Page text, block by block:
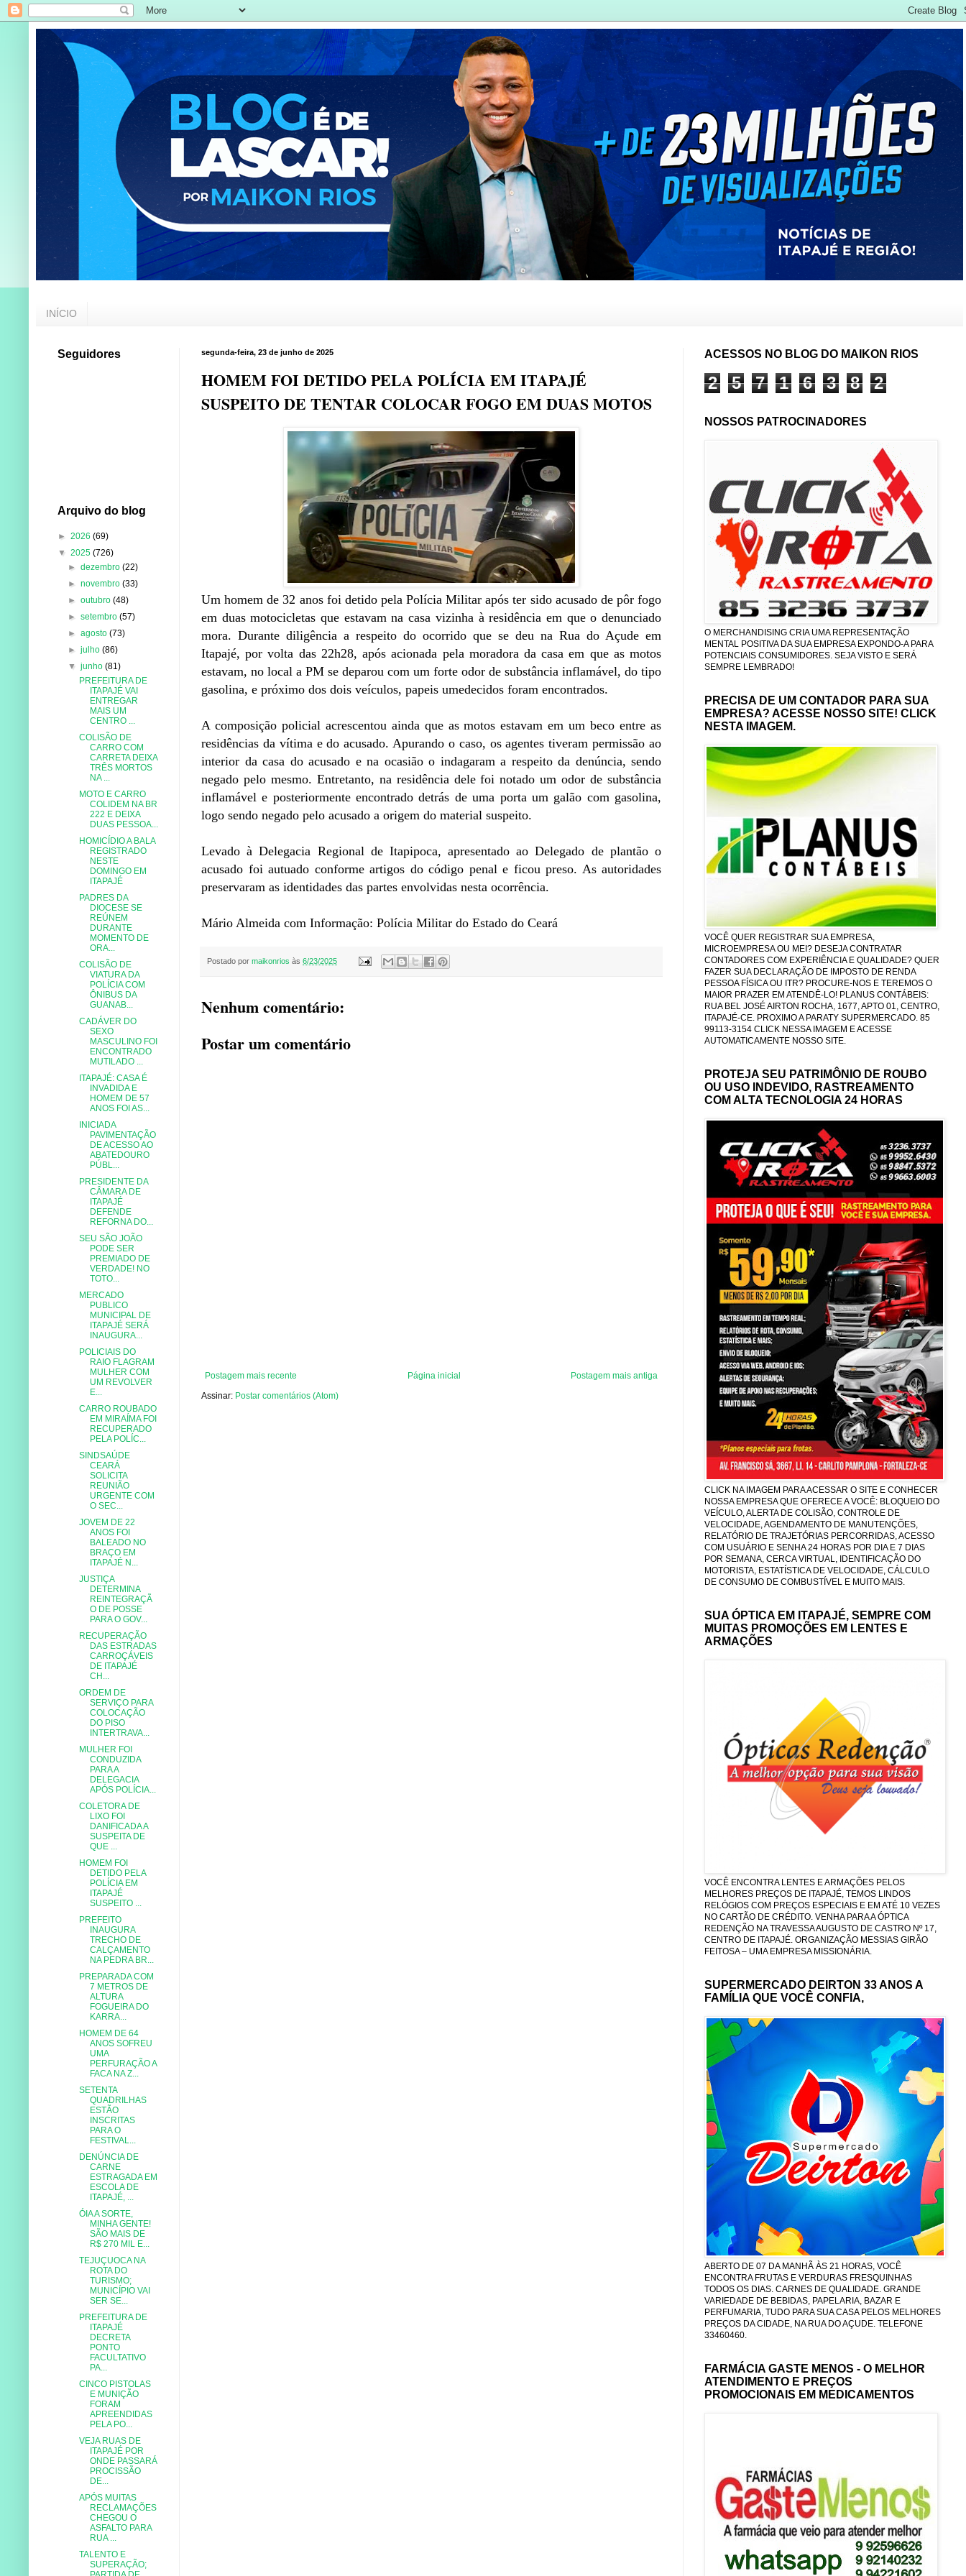
INÍCIO
segunda-feira, 23 de junho de 2025
HOMEM FOI DETIDO PELA POLÍCIA EM ITAPAJÉ
SUSPEITO DE TENTAR COLOCAR FOGO EM DUAS MOTOS
Um homem de 32 anos foi detido pela Polícia Militar após ter sido acusado de pôr fogo
em duas motocicletas que estavam na casa vizinha à residência em que o denunciado
mora. Durante diligência a respeito do ocorrido que se deu na Rua do Açude em
Itapajé, por volta das 22h28, após acionada pela moradora da casa em que as motos
estavam, no local a PM se deparou com um forte odor de substância inflamável, do tipo
gasolina, e próximo dos dois veículos, papeis umedecidos foram encontrados.
A composição policial acrescentou ainda que as motos estavam em um beco entre as
residências da vítima e do acusado. Apurando o caso, os agentes tiveram permissão ao
interior da casa do acusado e na ocasião o indagaram a respeito da denúncia, sendo
negado pelo mesmo. Entretanto, na residência dele foi notado um odor de substância
inflamável e posteriormente encontrado detrás de uma porta um galão com gasolina,
logo sendo negado pelo acusado a origem do material suspeito.
Levado à Delegacia Regional de Itapipoca, apresentado ao Delegado de plantão o
acusado foi autuado conforme artigos do código penal e ficou preso. As autoridades
preservaram as identidades das partes envolvidas nesta ocorrência.
Mário Almeida com Informação: Polícia Militar do Estado do Ceará
Postado por maikonrios às 6/23/2025
Nenhum comentário:
Postar um comentário
Postagem mais recente Postagem mais antiga
Página inicial
Assinar: Postar comentários (Atom)
Seguidores
Arquivo do blog
► 2026 (69)
▼ 2025 (726)
►dezembro(22)
►novembro(33)
►outubro(48)
►setembro(57)
►agosto(73)
►julho(86)
▼junho(81)
PREFEITURA DE
ITAPAJÉ VAI
ENTREGAR
MAIS UM
CENTRO ...
COLISÃO DE
CARRO COM
CARRETA DEIXA
TRÊS MORTOS
NA ...
MOTO E CARRO
COLIDEM NA BR
222 E DEIXA
DUAS PESSOA...
HOMICÍDIO A BALA
REGISTRADO
NESTE
DOMINGO EM
ITAPAJÉ
PADRES DA
DIOCESE SE
REÚNEM
DURANTE
MOMENTO DE
ORA...
COLISÃO DE
VIATURA DA
POLÍCIA COM
ÔNIBUS DA
GUANAB...
CADÁVER DO
SEXO
MASCULINO FOI
ENCONTRADO
MUTILADO ...
ITAPAJÉ: CASA É
INVADIDA E
HOMEM DE 57
ANOS FOI AS...
INICIADA
PAVIMENTAÇÃO
DE ACESSO AO
ABATEDOURO
PÚBL...
PRESIDENTE DA
CÂMARA DE
ITAPAJÉ
DEFENDE
REFORNA DO...
SEU SÃO JOÃO
PODE SER
PREMIADO DE
VERDADE! NO
TOTO...
MERCADO
PUBLICO
MUNICIPAL DE
ITAPAJÉ SERÁ
INAUGURA...
POLICIAIS DO
RAIO FLAGRAM
MULHER COM
UM REVOLVER
E...
CARRO ROUBADO
EM MIRAÍMA FOI
RECUPERADO
PELA POLÍC...
SINDSAÚDE
CEARÁ
SOLICITA
REUNIÃO
URGENTE COM
O SEC...
JOVEM DE 22
ANOS FOI
BALEADO NO
BRAÇO EM
ITAPAJÉ N...
JUSTIÇA
DETERMINA
REINTEGRAÇÃ
O DE POSSE
PARA O GOV...
RECUPERAÇÃO
DAS ESTRADAS
CARROÇÁVEIS
DE ITAPAJÉ
CH...
ORDEM DE
SERVIÇO PARA
COLOCAÇÃO
DO PISO
INTERTRAVA...
MULHER FOI
CONDUZIDA
PARA A
DELEGACIA
APÓS POLÍCIA...
COLETORA DE
LIXO FOI
DANIFICADA A
SUSPEITA DE
QUE ...
HOMEM FOI
DETIDO PELA
POLÍCIA EM
ITAPAJÉ
SUSPEITO ...
PREFEITO
INAUGURA
TRECHO DE
CALÇAMENTO
NA PEDRA BR...
PREPARADA COM
7 METROS DE
ALTURA
FOGUEIRA DO
KARRA...
HOMEM DE 64
ANOS SOFREU
UMA
PERFURAÇÃO A
FACA NA Z...
SETENTA
QUADRILHAS
ESTÃO
INSCRITAS
PARA O
FESTIVAL...
DENÚNCIA DE
CARNE
ESTRAGADA EM
ESCOLA DE
ITAPAJÉ, ...
ÓIA A SORTE,
MINHA GENTE!
SÃO MAIS DE
R$ 270 MIL E...
TEJUÇUOCA NA
ROTA DO
TURISMO;
MUNICÍPIO VAI
SER SE...
PREFEITURA DE
ITAPAJÉ
DECRETA
PONTO
FACULTATIVO
PA...
CINCO PISTOLAS
E MUNIÇÃO
FORAM
APREENDIDAS
PELA PO...
VEJA RUAS DE
ITAPAJÉ POR
ONDE PASSARÁ
PROCISSÃO
DE...
APÓS MUITAS
RECLAMAÇÕES
CHEGOU O
ASFALTO PARA
RUA ...
TALENTO E
SUPERAÇÃO;
ACESSOS NO BLOG DO MAIKON RIOS
2 5 7 1 6 3 8 2
NOSSOS PATROCINADORES
O MERCHANDISING CRIA UMA REPRESENTAÇÃO
MENTAL POSITIVA DA SUA EMPRESA EXPONDO-A PARA
POTENCIAIS CONSUMIDORES. SEJA VISTO E SERÁ
SEMPRE LEMBRADO!
PRECISA DE UM CONTADOR PARA SUA
EMPRESA? ACESSE NOSSO SITE! CLICK
NESTA IMAGEM.
VOCÊ QUER REGISTRAR SUA EMPRESA,
MICROEMPRESA OU MEI? DESEJA CONTRATAR
CONTADORES COM EXPERIÊNCIA E QUALIDADE? QUER
FAZER SUA DECLARAÇÃO DE IMPOSTO DE RENDA
PESSOA FÍSICA OU ITR? PROCURE-NOS E TEREMOS O
MAIOR PRAZER EM ATENDÊ-LO! PLANUS CONTÁBEIS:
RUA BEL JOSÉ AIRTON ROCHA, 1677, APTO 01, CENTRO,
ITAPAJÉ-CE. PROXIMO A PARATY SUPERMERCADO. 85
99113-3154 CLICK NESSA IMAGEM E ACESSE
AUTOMATICAMENTE NOSSO SITE.
PROTEJA SEU PATRIMÔNIO DE ROUBO
OU USO INDEVIDO, RASTREAMENTO
COM ALTA TECNOLOGIA 24 HORAS
CLICK NA IMAGEM PARA ACESSAR O SITE E CONHECER
NOSSA EMPRESA QUE OFERECE A VOCÊ: BLOQUEIO DO
VEÍCULO, ALERTA DE COLISÃO, CONTROLE DE
VELOCIDADE, AGENDAMENTO DE MANUTENÇÕES,
RELATÓRIO DE TRAJETÓRIAS PERCORRIDAS, ACESSO
COM USUÁRIO E SENHA 24 HORAS POR DIA E 7 DIAS
POR SEMANA, CERCA VIRTUAL, IDENTIFICAÇÃO DO
MOTORISTA, ESTATÍSTICA DE VELOCIDADE, CÁLCULO
DE CONSUMO DE COMBUSTÍVEL E MUITO MAIS.
SUA ÓPTICA EM ITAPAJÉ, SEMPRE COM
MUITAS PROMOÇÕES EM LENTES E
ARMAÇÕES
VOCÊ ENCONTRA LENTES E ARMAÇÕES PELOS
MELHORES PREÇOS DE ITAPAJÉ, TEMOS LINDOS
RELÓGIOS COM PREÇOS ESPECIAIS E EM ATÉ 10 VEZES
NO CARTÃO DE CRÉDITO. VENHA PARA A ÓPTICA
REDENÇÃO NA TRAVESSA AUGUSTO DE CASTRO Nº 17,
CENTRO DE ITAPAJÉ. ORGANIZAÇÃO MESSIAS GIRÃO
FEITOSA – UMA EMPRESA MISSIONÁRIA.
SUPERMERCADO DEIRTON 33 ANOS A
FAMÍLIA QUE VOCÊ CONFIA,
ABERTO DE 07 DA MANHÃ ÀS 21 HORAS, VOCÊ
ENCONTRA FRUTAS E VERDURAS FRESQUINHAS
TODOS OS DIAS. CARNES DE QUALIDADE. GRANDE
VARIEDADE DE BEBIDAS, PAPELARIA, BAZAR E
PERFUMARIA, TUDO PARA SUA CASA PELOS MELHORES
PREÇOS DA CIDADE, NA RUA DO AÇUDE. TELEFONE
33460460.
FARMÁCIA GASTE MENOS - O MELHOR
ATENDIMENTO E PREÇOS
PROMOCIONAIS EM MEDICAMENTOS